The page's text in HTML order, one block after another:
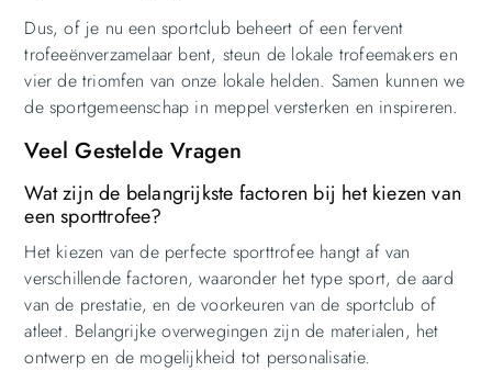
Dus, of je nu een sportclub beheert of een fervent
trofeeënverzamelaar bent, steun de lokale trofeemakers en
vier de triomfen van onze lokale helden. Samen kunnen we
de sportgemeenschap in meppel versterken en inspireren.
Veel Gestelde Vragen
Wat zijn de belangrijkste factoren bij het kiezen van
een sporttrofee?
Het kiezen van de perfecte sporttrofee hangt af van
verschillende factoren, waaronder het type sport, de aard
van de prestatie, en de voorkeuren van de sportclub of
atleet. Belangrijke overwegingen zijn de materialen, het
ontwerp en de mogelijkheid tot personalisatie.